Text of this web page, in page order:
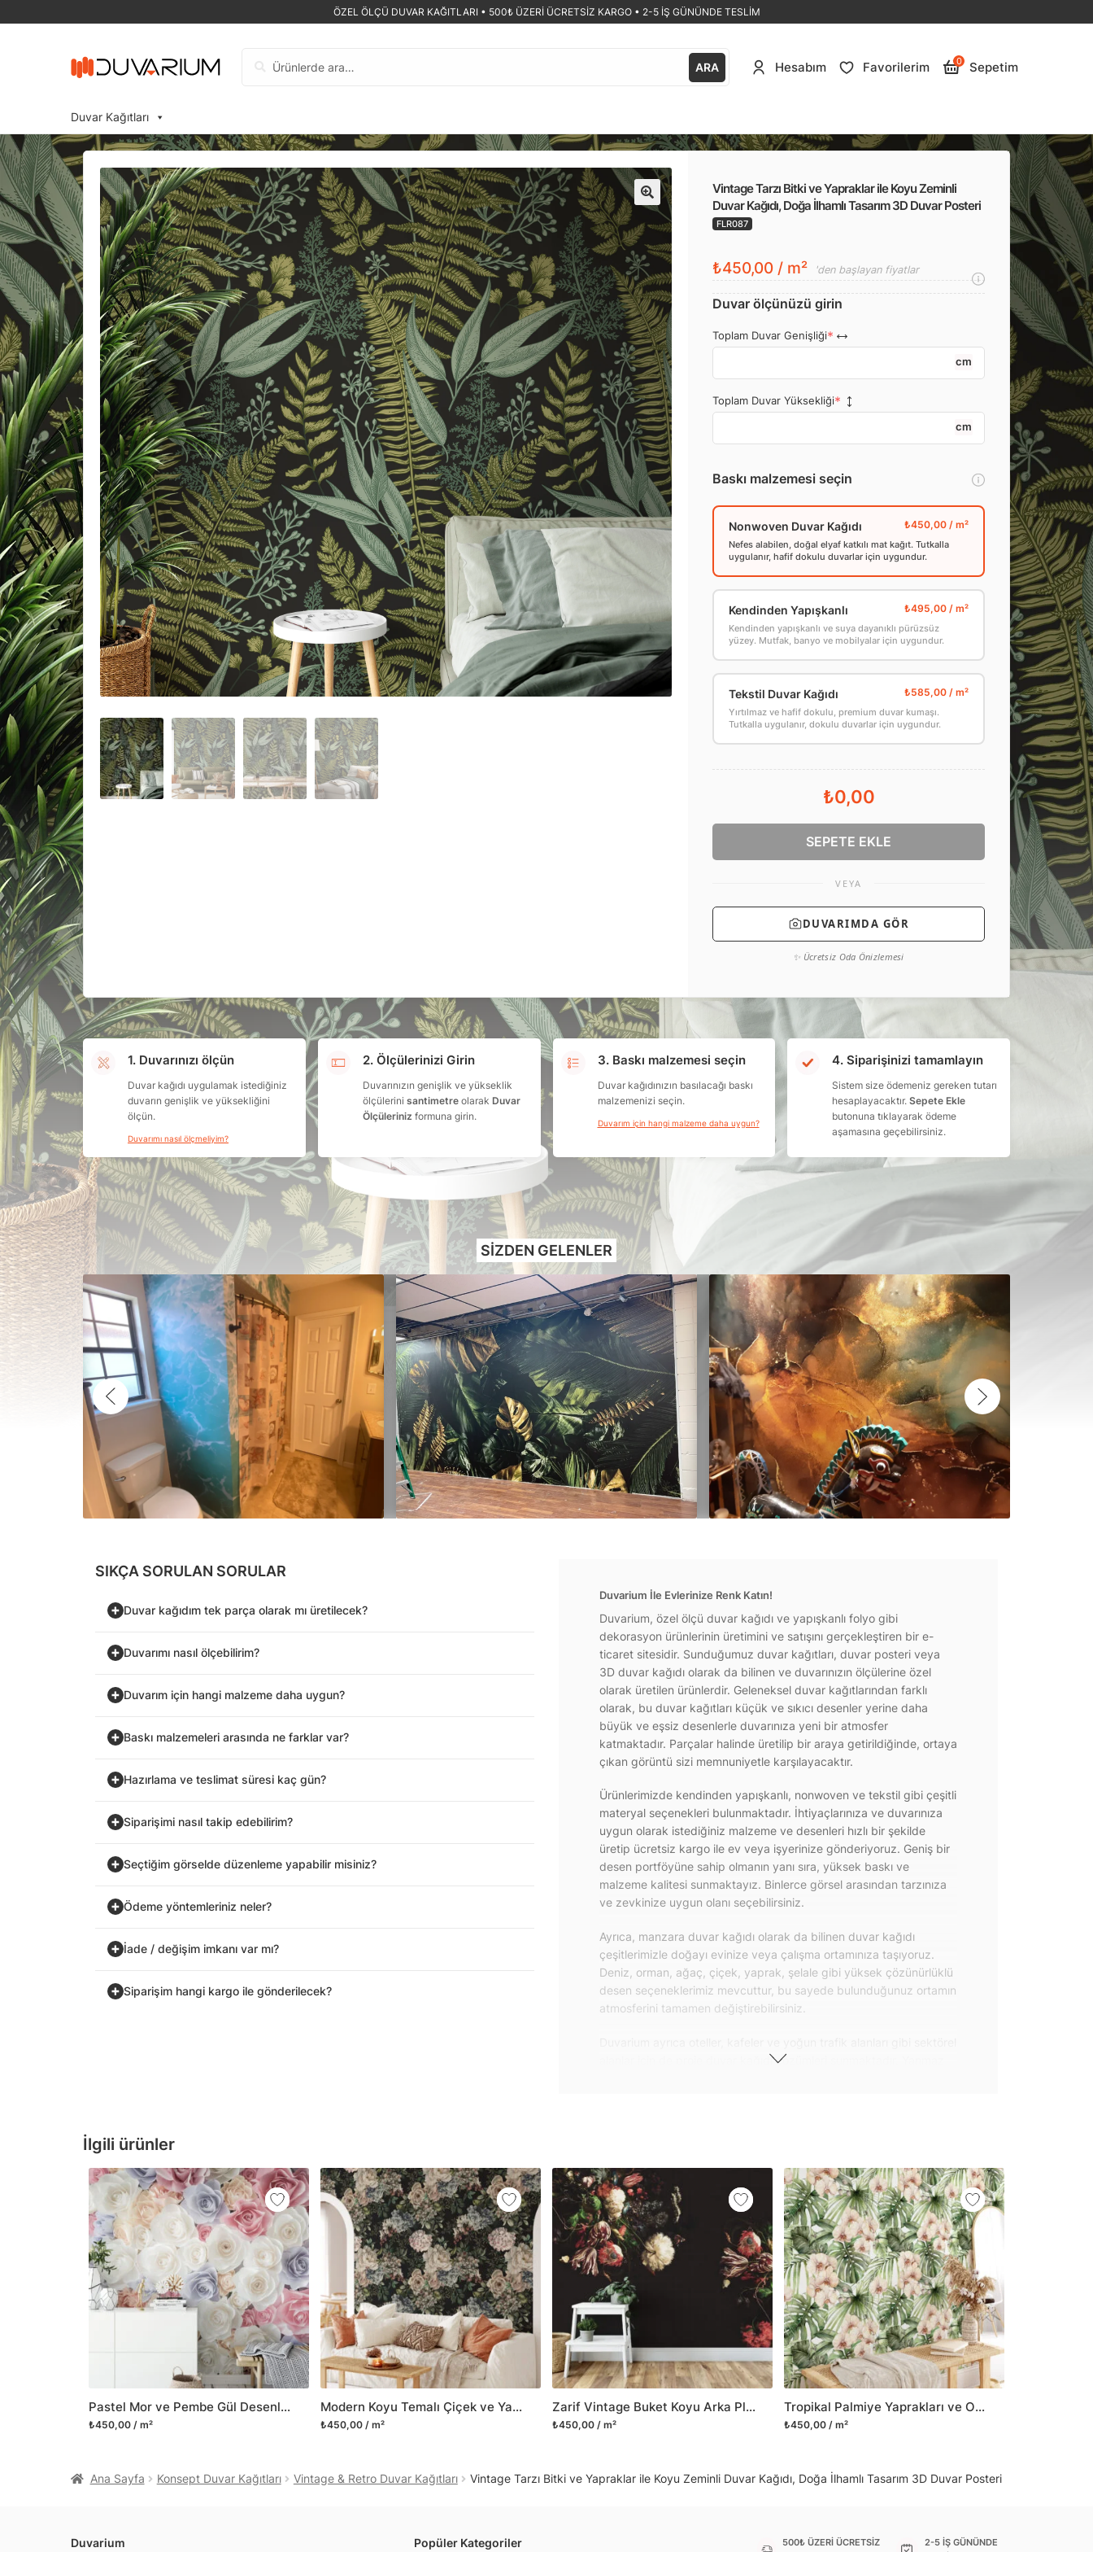
ÖZEL ÖLÇÜ DUVAR KAĞITLARI • 500₺ ÜZERİ ÜCRETSİZ KARGO • 2-5 İŞ GÜNÜNDE TESLİM
ARA Hesabım Favorilerim 0 Sepetim
Duvar Kağıtları
🔍
Vintage Tarzı Bitki ve Yapraklar ile Koyu Zeminli
Duvar Kağıdı, Doğa İlhamlı Tasarım 3D Duvar Posteri
FLR087
₺450,00 / m² 'den başlayan fiyatlar
Duvar ölçünüzü girin
Toplam Duvar Genişliği
cm
Toplam Duvar Yüksekliği
cm
Baskı malzemesi seçin
Nonwoven Duvar Kağıdı
Nefes alabilen, doğal elyaf katkılı mat kağıt. Tutkalla
uygulanır, hafif dokulu duvarlar için uygundur.
Kendinden Yapışkanlı
Kendinden yapışkanlı ve suya dayanıklı pürüzsüz
yüzey. Mutfak, banyo ve mobilyalar için uygundur.
Tekstil Duvar Kağıdı
Yırtılmaz ve hafif dokulu, premium duvar kumaşı.
Tutkalla uygulanır, dokulu duvarlar için uygundur.
₺0,00
SEPETE EKLE
VEYA
DUVARIMDA GÖR
✨ Ücretsiz Oda Önizlemesi
1. Duvarınızı ölçün
Duvar kağıdı uygulamak istediğiniz
duvarın genişlik ve yüksekliğini
ölçün.
Duvarımı nasıl ölçmeliyim?
2. Ölçülerinizi Girin
Duvarınızın genişlik ve yükseklik
ölçülerini santimetreolarak Duvar
Ölçüleriniz formuna girin.
3. Baskı malzemesi seçin
Duvar kağıdınızın basılacağı baskı
malzemenizi seçin.
Duvarım için hangi malzeme daha uygun?
4. Siparişinizi tamamlayın
Sistem size ödemeniz gereken tutarı
hesaplayacaktır.Sepete Ekle
butonuna tıklayarak ödeme
aşamasına geçebilirsiniz.
İlgili ürünler
Pastel Mor ve Pembe Gül Desenli Duvar Kağıdı, Yatak Odası için Romantik Duvar Posteri
₺450,00 / m²
Modern Koyu Temalı Çiçek ve Yapraklar Duvar Kağıdı, Soyut Botanik Desenli Oturma Odası Dekoru için Duvar Posteri
₺450,00 / m²
Zarif Vintage Buket Koyu Arka Planlı Duvar Kağıdı, Retro Çiçek Desenli Duvar Posteri
₺450,00 / m²
Tropikal Palmiye Yaprakları ve Orkideler Resimli Duvar Kağıdı, Dinlendirici Bir Oda için Duvar Posteri
₺450,00 / m²
SIZDEN GELENLER
SIKÇA SORULAN SORULAR
Duvar kağıdım tek parça olarak mı üretilecek?
Duvarımı nasıl ölçebilirim?
Duvarım için hangi malzeme daha uygun?
Baskı malzemeleri arasında ne farklar var?
Hazırlama ve teslimat süresi kaç gün?
Siparişimi nasıl takip edebilirim?
Seçtiğim görselde düzenleme yapabilir misiniz?
Ödeme yöntemleriniz neler?
İade / değişim imkanı var mı?
Siparişim hangi kargo ile gönderilecek?
Duvarium İle Evlerinize Renk Katın!
Duvarium, özel ölçü duvar kağıdı ve yapışkanlı folyo gibi
dekorasyon ürünlerinin üretimini ve satışını gerçekleştiren bir e-
ticaret sitesidir. Sunduğumuz duvar kağıtları, duvar posteri veya
3D duvar kağıdı olarak da bilinen ve duvarınızın ölçülerine özel
olarak üretilen ürünlerdir. Geleneksel duvar kağıtlarından farklı
olarak, bu duvar kağıtları küçük ve sıkıcı desenler yerine daha
büyük ve eşsiz desenlerle duvarınıza yeni bir atmosfer
katmaktadır. Parçalar halinde üretilip bir araya getirildiğinde, ortaya
çıkan görüntü sizi memnuniyetle karşılayacaktır.
Ürünlerimizde kendinden yapışkanlı, nonwoven ve tekstil gibi çeşitli
materyal seçenekleri bulunmaktadır. İhtiyaçlarınıza ve duvarınıza
uygun olarak istediğiniz malzeme ve desenleri hızlı bir şekilde
üretip ücretsiz kargo ile ev veya işyerinize gönderiyoruz. Geniş bir
desen portföyüne sahip olmanın yanı sıra, yüksek baskı ve
malzeme kalitesi sunmaktayız. Binlerce görsel arasından tarzınıza
ve zevkinize uygun olanı seçebilirsiniz.
Ayrıca, manzara duvar kağıdı olarak da bilinen duvar kağıdı
çeşitlerimizle doğayı evinize veya çalışma ortamınıza taşıyoruz.
Deniz, orman, ağaç, çiçek, yaprak, şelale gibi yüksek çözünürlüklü
desen seçeneklerimiz mevcuttur, bu sayede bulunduğunuz ortamın
atmosferini tamamen değiştirebilirsiniz.
alanlar için de proje duvar kağıdı çözümleri sunmaktadır. Yanmaz
yapışkanlı folyolarımız da geniş kullanım amacına sahiptir. Bu
folyolar sayesinde masa, çekmece, dolap kapakları gibi
mobilyalarınıza ilk günkü gibi yeni bir görünüm kazandırabilirsiniz.
Yüzeyi düz olan cam dahil her türlü yüzeye yapışabilen ve suya
dayanıklı yapışkanlı folyo modellerimizi ilgili kategoride
bulabilirsiniz.
Duvarium, yalnızca bu ürünlerle sınırlı kalmayıp aynı zamanda
kanvas tablo gibi çeşitli duvar dekorasyon ürünlerinin de üretimini
ve satışını yapmaktadır. Duvar tasarımının önemini biliyor ve evin en
kritik dekorasyon alanı olduğunu kabul ediyoruz. Bu nedenle ürün
yelpazemizi sürekli genişletiyor ve trendlere ayak uydurmanın yanı
sıra yeni trendlerin oluşumunda da öncü rol üstleniyoruz.
Herhangi bir soru ya da sorununuz olursa bizimle iletişime
geçebilirsiniz.
Ana Sayfa Konsept Duvar Kağıtları Vintage & Retro Duvar Kağıtları Vintage Tarzı Bitki ve Yapraklar ile Koyu Zeminli Duvar Kağıdı, Doğa İlhamlı Tasarım 3D Duvar Posteri
Duvarium Popüler Kategoriler
500₺ ÜZERİ ÜCRETSİZ
2-5 İŞ GÜNÜNDE